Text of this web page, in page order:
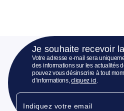
Je souhaite recevoir
Votre adresse e-mail sera
des informations sur les actualités
pouvez vous désinscrire à tout
d’informations,cliquez ici.
Indiquez votre email